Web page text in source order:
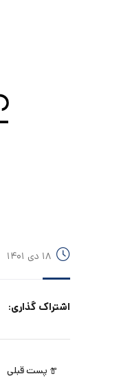
۱۸ دی ۱۴۰۱
اشتراک گذاری:
پست قبلی